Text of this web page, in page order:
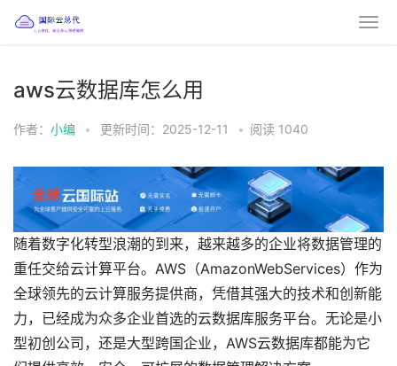
aws云数据库怎么用
作者： 小编 • 更新时间：2025-12-11 • 阅读 1040
随着数字化转型浪潮的到来，越来越多的企业将数据管理的
重任交给云计算平台。AWS（AmazonWebServices）作为
全球领先的云计算服务提供商，凭借其强大的技术和创新能
力，已经成为众多企业首选的云数据库服务平台。无论是小
型初创公司，还是大型跨国企业，AWS云数据库都能为它